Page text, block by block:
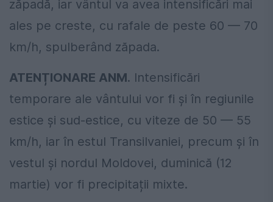
zăpadă, iar vântul va avea intensificări mai
ales pe creste, cu rafale de peste 60 — 70
km/h, spulberând zăpada.
ATENȚIONARE ANM. Intensificări
temporare ale vântului vor fi și în regiunile
estice și sud-estice, cu viteze de 50 — 55
km/h, iar în estul Transilvaniei, precum și în
vestul și nordul Moldovei, duminică (12
martie) vor fi precipitații mixte.